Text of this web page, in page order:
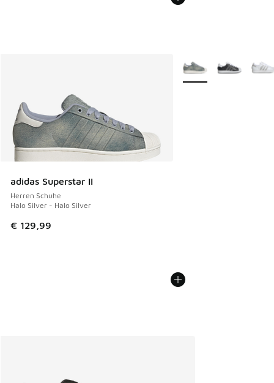
adidas Superstar II
Herren Schuhe
Halo Silver - Halo Silver
€ 129,99
Weitere Farben